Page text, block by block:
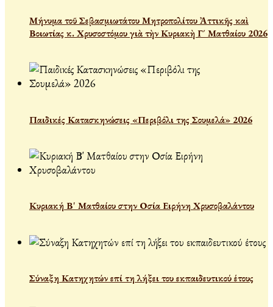
Μήνυμα τοῦ Σεβασμιωτάτου Μητροπολίτου Ἀττικῆς καὶ
Βοιωτίας κ. Χρυσοστόμου γιὰ τὴν Κυριακὴ Γ´ Ματθαίου 2026
Παιδικές Κατασκηνώσεις «Περιβόλι της Σουμελά» 2026
Κυριακή Β' Ματθαίου στην Οσία Ειρήνη Χρυσοβαλάντου
Σύναξη Κατηχητών επί τη λήξει του εκπαιδευτικού έτους